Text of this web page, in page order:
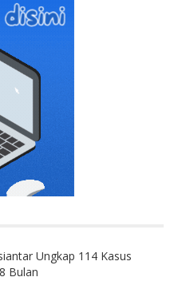
Ungkap 114 Kasus
Bulan